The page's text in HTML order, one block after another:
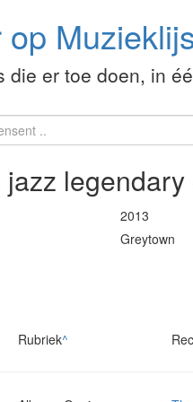
op
die er toe doen, in
2013
Greytown
Rubriek^